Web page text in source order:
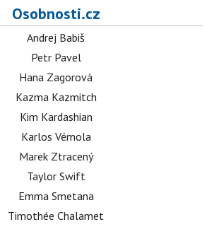
Osobnosti.cz
Andrej Babiš
Petr Pavel
Hana Zagorová
Kazma Kazmitch
Kim Kardashian
Karlos Vémola
Marek Ztracený
Taylor Swift
Emma Smetana
Timothée Chalamet